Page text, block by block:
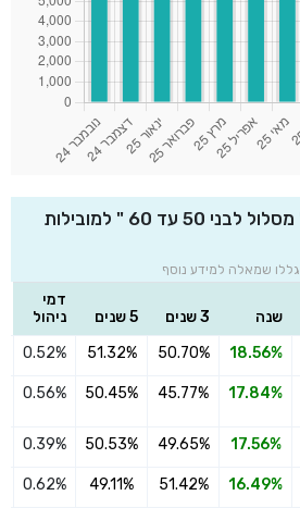
השוואת "הפניקס גמל מסלול לבני 50 עד 60 " למובילות
גללו שמאלה למידע נוסף
שנה 3 שנים 5 שנים
דמי
ניהול
18.56%
50.70%
51.32%
0.52%
17.84%
45.77%
50.45%
0.56%
17.56%
49.65%
50.53%
0.39%
16.49%
51.42%
49.11%
0.62%